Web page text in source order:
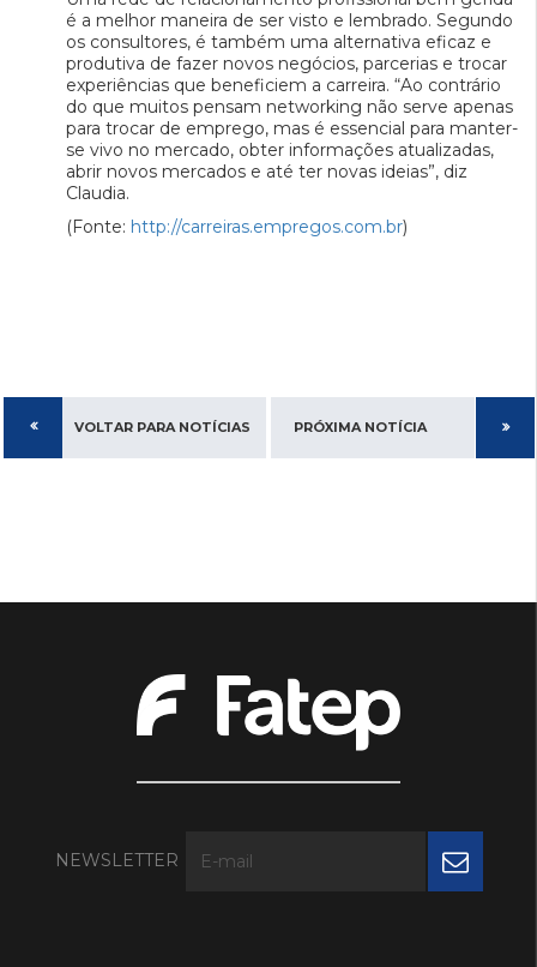
é a melhor maneira de ser visto e lembrado. Segundo
os consultores, é também uma alternativa eficaz e
produtiva de fazer novos negócios, parcerias e trocar
experiências que beneficiem a carreira. “Ao contrário
do que muitos pensam networking não serve apenas
para trocar de emprego, mas é essencial para manter-
se vivo no mercado, obter informações atualizadas,
abrir novos mercados e até ter novas ideias”, diz
Claudia.
(Fonte: http://carreiras.empregos.com.br)
VOLTAR PARA NOTÍCIAS PRÓXIMA NOTÍCIA
NEWSLETTER